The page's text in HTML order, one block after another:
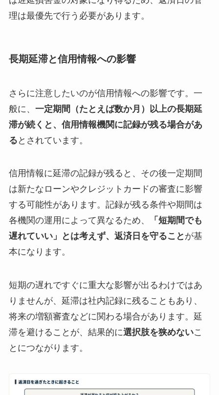
理は最優先で行う必要があります。
長期延滞と信用情報への影響
さらに注意したいのが信用情報への影響です。一
般に、 一定期間（たとえば数か月）以上の長期延
滞が続くと、信用情報機関に記録が残る場合があ
る とされています。
信用情報に延滞の記録が残ると、その後一定期間
は新たなローンやクレジットカードの審査に影響
する可能性があります。記録が残る条件や期間は
各機関の運用によって異なるため、
「短期間でも
遅れていい」とは考えず、返済日を守ること が基
本になります。
短期の遅れですぐに重大な影響が出るわけではあ
りませんが、延滞は社内記録に残ることもあり、
将来の増額審査などに関わる場合があります。延
滞を避けることが、結果的に選択肢を狭めないこ
とにつながります。